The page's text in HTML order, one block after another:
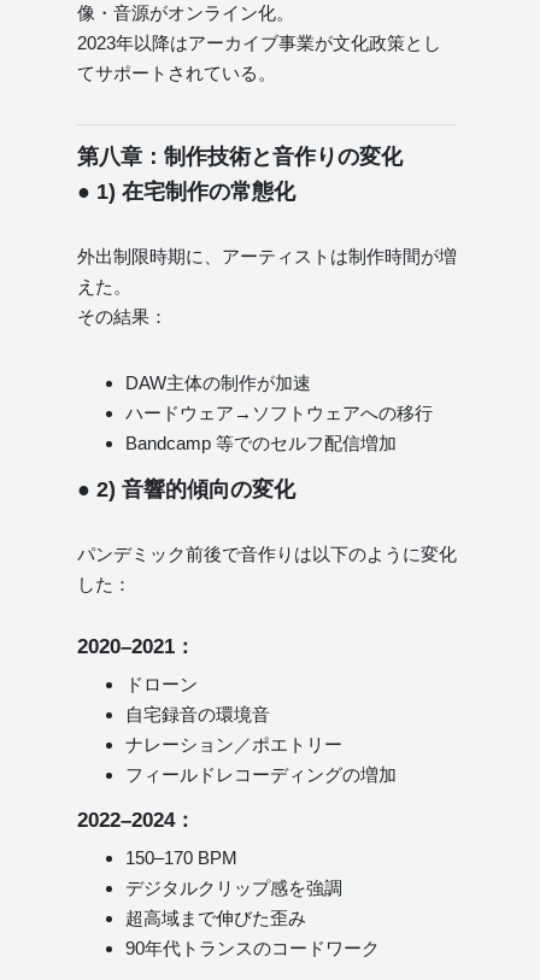
像・音源がオンライン化。
2023年以降はアーカイブ事業が文化政策とし
てサポートされている。
第八章：制作技術と音作りの変化
● 1) 在宅制作の常態化
外出制限時期に、アーティストは制作時間が増
えた。
その結果：
DAW主体の制作が加速
ハードウェア→ソフトウェアへの移行
Bandcamp 等でのセルフ配信増加
● 2) 音響的傾向の変化
パンデミック前後で音作りは以下のように変化
した：
2020–2021：
ドローン
自宅録音の環境音
ナレーション／ポエトリー
フィールドレコーディングの増加
2022–2024：
150–170 BPM
デジタルクリップ感を強調
超高域まで伸びた歪み
90年代トランスのコードワーク